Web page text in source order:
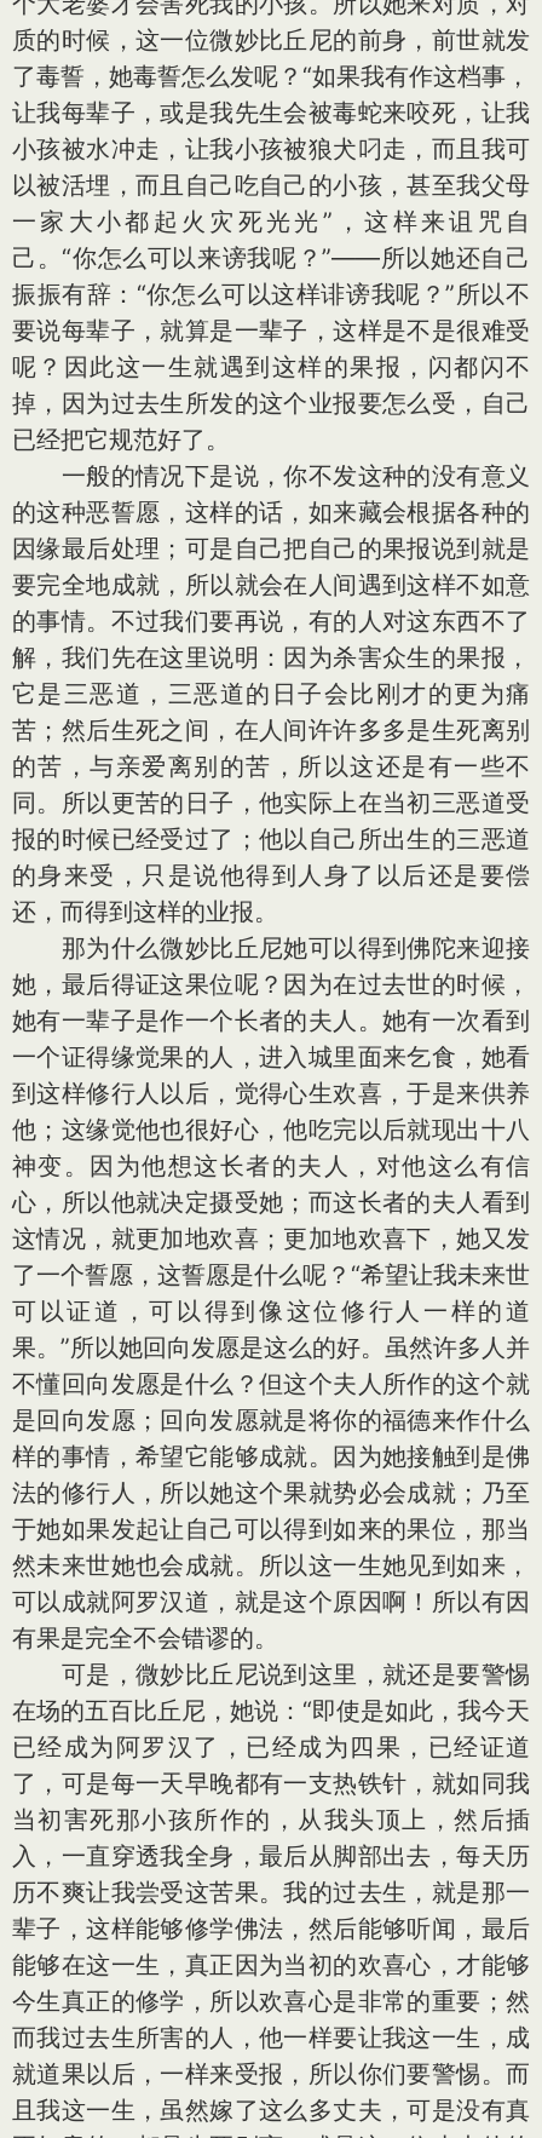
质的时候，这一位微妙比丘尼的前身，前世就发
了毒誓，她毒誓怎么发呢？“如果我有作这档事，
让我每辈子，或是我先生会被毒蛇来咬死，让我
小孩被水冲走，让我小孩被狼犬叼走，而且我可
以被活埋，而且自己吃自己的小孩，甚至我父母
一家大小都起火灾死光光”，这样来诅咒自
己。“你怎么可以来谤我呢？”——所以她还自己
振振有辞：“你怎么可以这样诽谤我呢？”所以不
要说每辈子，就算是一辈子，这样是不是很难受
呢？因此这一生就遇到这样的果报，闪都闪不
掉，因为过去生所发的这个业报要怎么受，自己
已经把它规范好了。
一般的情况下是说，你不发这种的没有意义
的这种恶誓愿，这样的话，如来藏会根据各种的
因缘最后处理；可是自己把自己的果报说到就是
要完全地成就，所以就会在人间遇到这样不如意
的事情。不过我们要再说，有的人对这东西不了
解，我们先在这里说明：因为杀害众生的果报，
它是三恶道，三恶道的日子会比刚才的更为痛
苦；然后生死之间，在人间许许多多是生死离别
的苦，与亲爱离别的苦，所以这还是有一些不
同。所以更苦的日子，他实际上在当初三恶道受
报的时候已经受过了；他以自己所出生的三恶道
的身来受，只是说他得到人身了以后还是要偿
还，而得到这样的业报。
那为什么微妙比丘尼她可以得到佛陀来迎接
她，最后得证这果位呢？因为在过去世的时候，
她有一辈子是作一个长者的夫人。她有一次看到
一个证得缘觉果的人，进入城里面来乞食，她看
到这样修行人以后，觉得心生欢喜，于是来供养
他；这缘觉他也很好心，他吃完以后就现出十八
神变。因为他想这长者的夫人，对他这么有信
心，所以他就决定摄受她；而这长者的夫人看到
这情况，就更加地欢喜；更加地欢喜下，她又发
了一个誓愿，这誓愿是什么呢？“希望让我未来世
可以证道，可以得到像这位修行人一样的道
果。”所以她回向发愿是这么的好。虽然许多人并
不懂回向发愿是什么？但这个夫人所作的这个就
是回向发愿；回向发愿就是将你的福德来作什么
样的事情，希望它能够成就。因为她接触到是佛
法的修行人，所以她这个果就势必会成就；乃至
于她如果发起让自己可以得到如来的果位，那当
然未来世她也会成就。所以这一生她见到如来，
可以成就阿罗汉道，就是这个原因啊！所以有因
有果是完全不会错谬的。
可是，微妙比丘尼说到这里，就还是要警惕
在场的五百比丘尼，她说：“即使是如此，我今天
已经成为阿罗汉了，已经成为四果，已经证道
了，可是每一天早晚都有一支热铁针，就如同我
当初害死那小孩所作的，从我头顶上，然后插
入，一直穿透我全身，最后从脚部出去，每天历
历不爽让我尝受这苦果。我的过去生，就是那一
辈子，这样能够修学佛法，然后能够听闻，最后
能够在这一生，真正因为当初的欢喜心，才能够
今生真正的修学，所以欢喜心是非常的重要；然
而我过去生所害的人，他一样要让我这一生，成
就道果以后，一样来受报，所以你们要警惕。而
且我这一生，虽然嫁了这么多丈夫，可是没有真